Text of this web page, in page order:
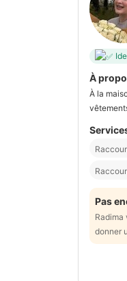
À
À la
Pas
Radima
donner